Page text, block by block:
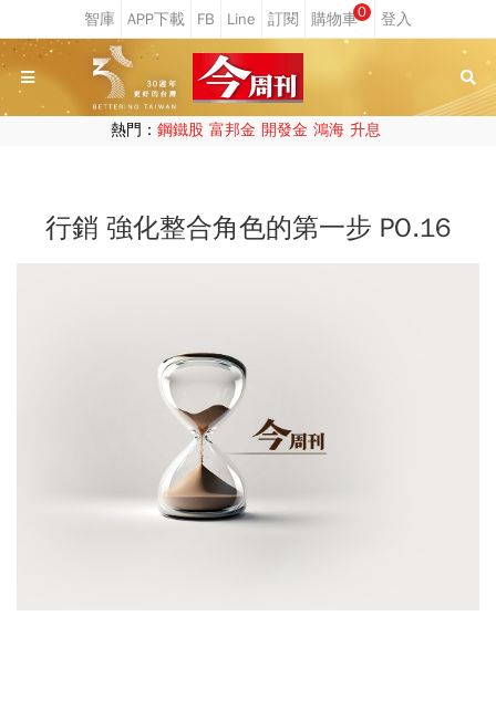
0
熱門： 鋼鐵股 富邦金 開發金 鴻海 升息
行銷 強化整合角色的第一步 PO.16